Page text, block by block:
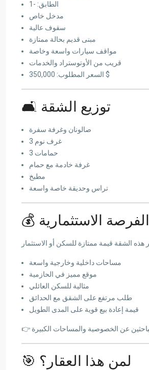
الطابق: -1
مدخل خاص
سقوف عالية
مبنى قديم بحالة ممتازة
مواقف سيارات واسعة وخاصة
قريب من الأوتوستراد والخدمات
السعر المطلوب: 350,000 $
🛋 توزيع الشقة
صالونان وغرفة سفرة
3 غرف نوم
3 حمامات
غرفة خادمة مع حمام
مطبخ
تراس وحديقة خاصة واسعة
💰 الفرصة الاستثمارية
مساحات داخلية وخارجية واسعة
موقع مميز في الحازمية
مثالية للسكن العائلي
طلب مرتفع على الشقق مع الحدائق
قيمة إعادة بيع قوية على المدى الطويل
🎯 لمن هذا العقار؟